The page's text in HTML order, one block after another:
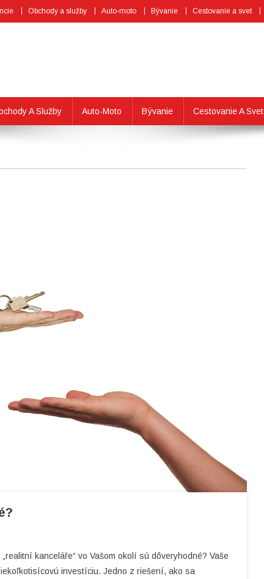
Obchody a služby Auto-moto Bývanie Cestovanie a svet
A Služby Auto-Moto Bývanie Cestovanie A Svet
kanceláře“ vo Vašom okolí sú dôveryhodné? Vaše
investíciu. Jedno z riešení, ako sa